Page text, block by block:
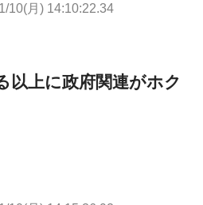
10(月) 14:10:22.34
以上に政府関連がホク